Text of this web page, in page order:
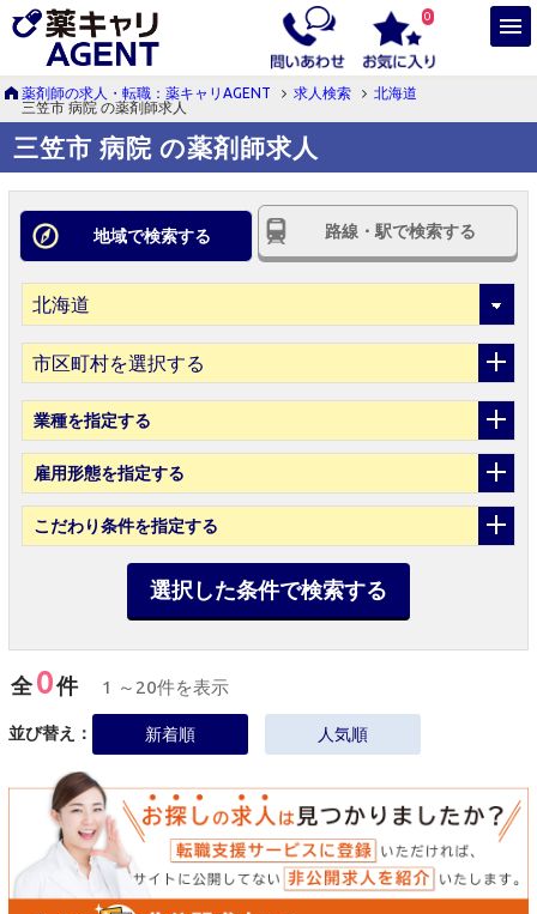
0
薬剤師の求人・転職：薬キャリAGENT 求人検索
北海道
三笠市 病院 の薬剤師求人
三笠市 病院 の薬剤師求人
地域で検索する 路線・駅で検索する
市区町村を選択する
業種を指定する
雇用形態を指定する
こだわり条件を指定する
選択した条件で検索する
全0件 1 ～20件を表示
並び替え： 新着順 人気順